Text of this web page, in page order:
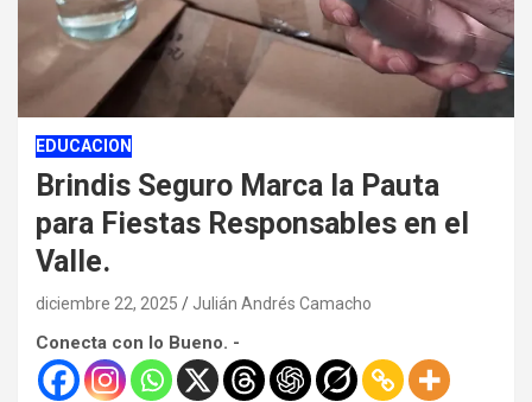
EDUCACION
Brindis Seguro Marca la Pauta
para Fiestas Responsables en el
Valle.
diciembre 22, 2025 Julián Andrés Camacho
Conecta con lo Bueno. -